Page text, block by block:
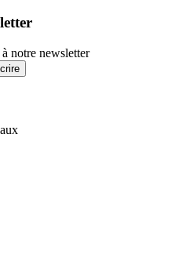
notre newsletter